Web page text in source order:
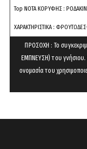
your
Top ΝΟΤΑ ΚΟΡΥΦΗΣ :
ΧΑΡΑΚΤΗΡΙΣΤΙΚΑ :
ΠΡΟΣΟΧΗ : Το
ΕΜΠΝΕΥΣΗ) του γνήσιου.
ονομασία του